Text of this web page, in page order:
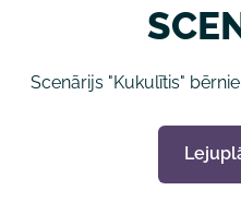
Scenārijs "Kukulītis"